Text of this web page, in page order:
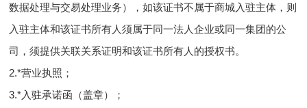
数据处理与交易处理业务），如该证书不属于商城入驻主体，则
入驻主体和该证书所有人须属于同一法人企业或同一集团的公
司，须提供关联关系证明和该证书所有人的授权书。
2.*营业执照；
3.*入驻承诺函（盖章）；